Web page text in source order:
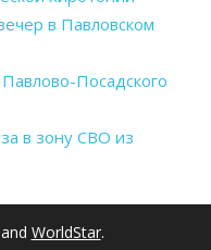
в Павловском
Посадского
в зону СВО из
and WorldStar.